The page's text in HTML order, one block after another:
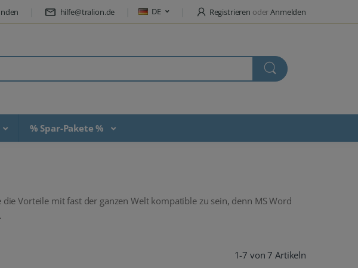
hilfe@tralion.de DE Registrieren oderAnmelden
% Spar-Pakete %
die Vorteile mit fast der ganzen Welt kompatible zu sein, denn MS Word
1-7 von 7 Artikeln